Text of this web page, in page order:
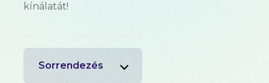
kínálatát!
Sorrendezés